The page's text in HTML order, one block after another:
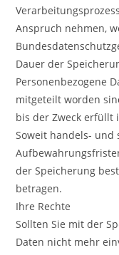
Anspruch nehmen,
Dauer der
Personenbezogene
mitgeteilt worden
bis der Zweck erfüllt
Soweit handels- und
der Speicherung
betragen.
Ihre Rechte
Sollten Sie mit der
Daten nicht mehr